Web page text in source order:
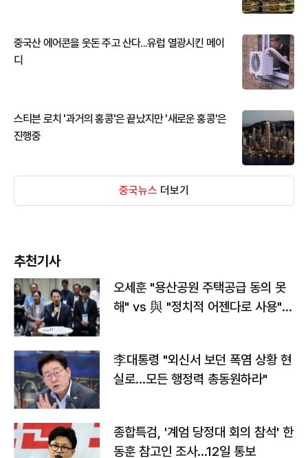
중국산 에어콘을 웃돈 주고 산다...유럽 열광시킨 메이
디
스티븐 로치 '과거의 홍콩'은 끝났지만 '새로운 홍콩'은
진행중
중국뉴스 더보기
추천기사
오세훈 "용산공원 주택공급 동의 못
해" vs 與 "정치적 어젠다로 사용"
李대통령 "외신서 보던 폭염 상황 현
실로…모든 행정력 총동원하라"
종합특검, '계엄 당정대 회의 참석' 한
동훈 참고인 조사...12일 통보